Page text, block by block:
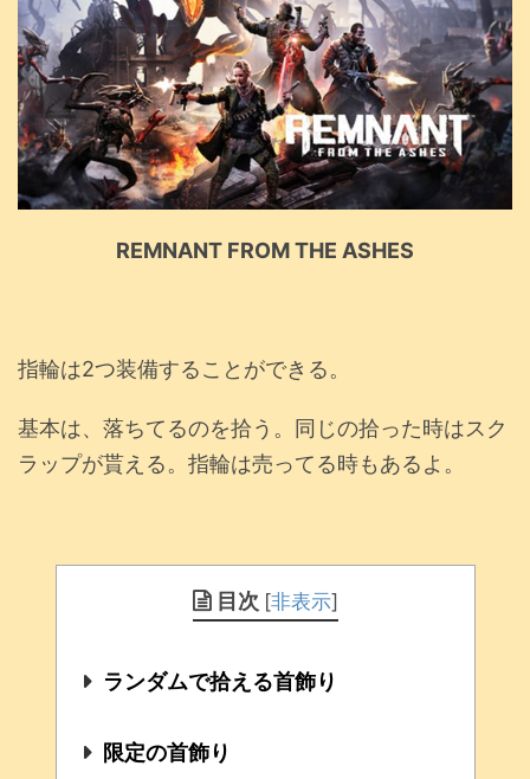
REMNANT FROM THE ASHES
指輪は2つ装備することができる。
基本は、落ちてるのを拾う。同じの拾った時はスク
ラップが貰える。指輪は売ってる時もあるよ。
目次 [非表示]
ランダムで拾える首飾り
限定の首飾り